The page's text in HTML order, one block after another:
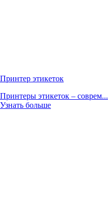
Принтер этикеток
Принтеры этикеток – соврем...
Узнать больше